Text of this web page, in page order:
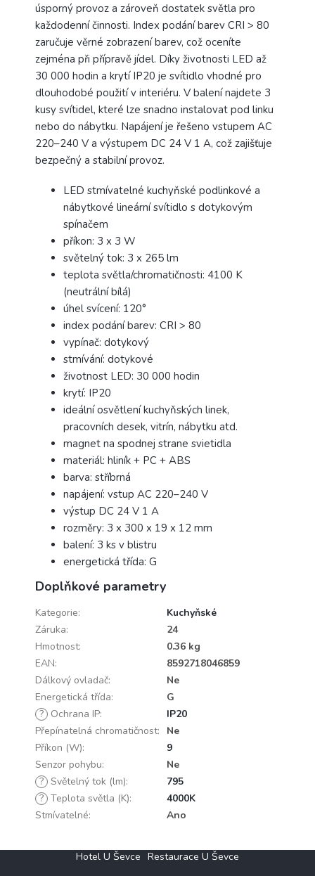
úsporný provoz a zároveň dostatek světla pro
každodenní činnosti. Index podání barev CRI > 80
zaručuje věrné zobrazení barev, což oceníte
zejména při přípravě jídel. Díky životnosti LED až
30 000 hodin a krytí IP20 je svítidlo vhodné pro
dlouhodobé použití v interiéru. V balení najdete 3
kusy svítidel, které lze snadno instalovat pod linku
nebo do nábytku. Napájení je řešeno vstupem AC
220–240 V a výstupem DC 24 V 1 A, což zajišťuje
bezpečný a stabilní provoz.
LED stmívatelné kuchyňské podlinkové a
nábytkové lineární svítidlo s dotykovým
spínačem
příkon: 3 x 3 W
světelný tok: 3 x 265 lm
teplota světla/chromatičnosti: 4100 K
(neutrální bílá)
úhel svícení: 120°
index podání barev: CRI > 80
vypínač: dotykový
stmívání: dotykové
životnost LED: 30 000 hodin
krytí: IP20
ideální osvětlení kuchyňských linek,
pracovních desek, vitrín, nábytku atd.
magnet na spodnej strane svietidla
materiál: hliník + PC + ABS
barva: stříbrná
napájení: vstup AC 220–240 V
výstup DC 24 V 1 A
rozměry: 3 x 300 x 19 x 12 mm
balení: 3 ks v blistru
energetická třída: G
Doplňkové parametry
Kategorie:
Kuchyňské
Záruka:
24
Hmotnost:
0.36 kg
EAN:
8592718046859
Dálkový ovladač:
Ne
Energetická třída:
G
? Ochrana IP:
IP20
Přepínatelná chromatičnost:
Ne
Příkon (W):
9
Senzor pohybu:
Ne
? Světelný tok (lm):
795
? Teplota světla (K):
4000K
Stmívatelné: Ano
Hotel U Ševce Restaurace U Ševce